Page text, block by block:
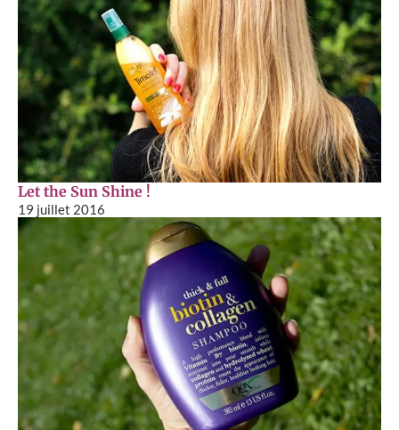
Let the Sun Shine !
19 juillet 2016